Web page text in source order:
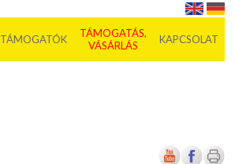
TÁMOGATÓK
TÁMOGATÁS,
VÁSÁRLÁS
KAPCSOLAT